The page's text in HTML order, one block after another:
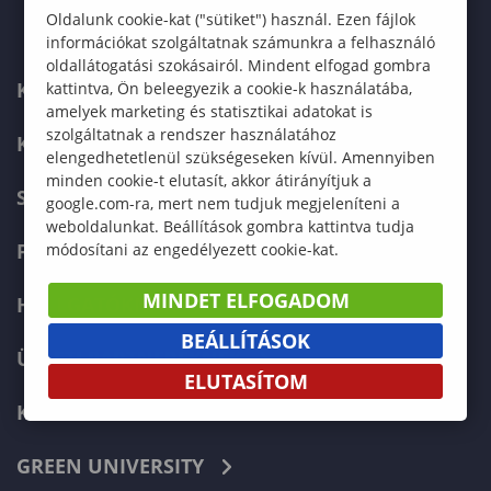
KAPCSOLAT
KÉPZÉSKERESŐ
SZERVEZETI FELÉPÍTÉS
FELVÉTELIZŐKNEK
HALLGATÓKNAK
ÜZLETI PARTNEREKNEK
KARRIER
GREEN UNIVERSITY
Oldalunk cookie-kat ("sütiket") használ. Ezen fájlok
információkat szolgáltatnak számunkra a felhasználó
oldallátogatási szokásairól. Mindent elfogad gombra
kattintva, Ön beleegyezik a cookie-k használatába,
amelyek marketing és statisztikai adatokat is
szolgáltatnak a rendszer használatához
elengedhetetlenül szükségeseken kívül. Amennyiben
minden cookie-t elutasít, akkor átirányítjuk a
google.com-ra, mert nem tudjuk megjeleníteni a
weboldalunkat. Beállítások gombra kattintva tudja
módosítani az engedélyezett cookie-kat.
MINDET ELFOGADOM
BEÁLLÍTÁSOK
ELUTASÍTOM